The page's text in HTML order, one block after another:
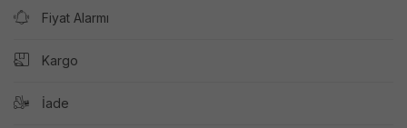
Fiyat Alarmı
Kargo
İade